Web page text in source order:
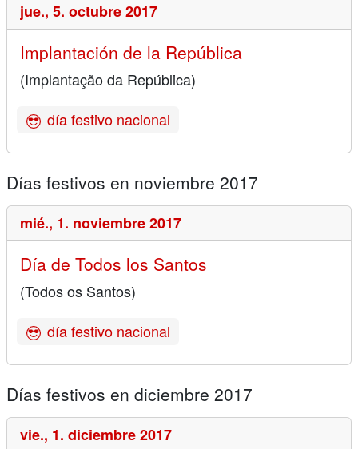
jue., 5. octubre 2017
Implantación de la República
(Implantação da República)
día festivo nacional
Días festivos en noviembre 2017
mié., 1. noviembre 2017
Día de Todos los Santos
(Todos os Santos)
día festivo nacional
Días festivos en diciembre 2017
vie., 1. diciembre 2017